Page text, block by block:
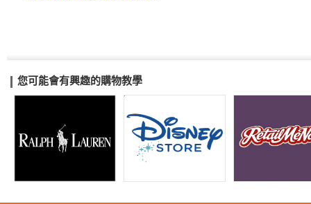
您可能會有興趣的購物教學